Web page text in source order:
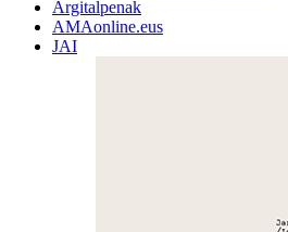
Argitalpenak
AMAonline.eus
JAI